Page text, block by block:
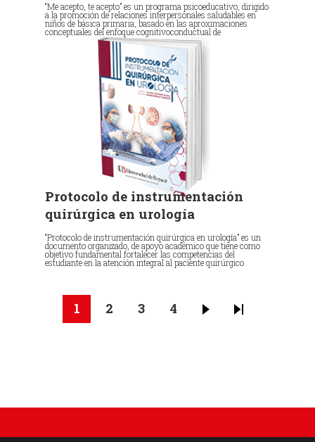
“Me acepto, te acepto” es un programa psicoeducativo, dirigido
a la promoción de relaciones interpersonales saludables en
niños de básica primaria, basado en las aproximaciones
conceptuales del enfoque cognitivoconductual de
Protocolo de instrumentación
quirúrgica en urología
“Protocolo de instrumentación quirúrgica en urología” es un
documento organizado, de apoyo académico que tiene como
objetivo fundamental fortalecer las competencias del
estudiante en la atención integral al paciente quirúrgico
Página
1 Page
2 Page
3 Page
4